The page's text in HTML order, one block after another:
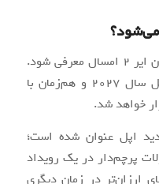
با این حال، نباید انتظار داشت آیفون ایر 2 امسال معرفی شود.
طبق گزارش‌ها، این گوشی در اوایل سال 2027 و هم‌زمان با
اپل عنوان شده است؛
پرچم‌دار در یک رویداد
ارزان‌تر در زمان دیگری